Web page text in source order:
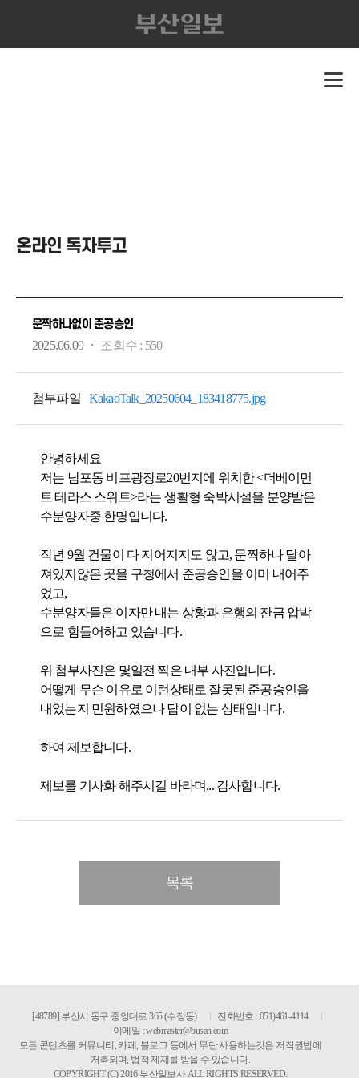
온라인 독자투고
문짝하나없이 준공승인
2025.06.09 · 조회수 : 550
첨부파일 KakaoTalk_20250604_183418775.jpg
안녕하세요
저는 남포동 비프광장로20번지에 위치한 <더베이먼
트 테라스 스위트>라는 생활형 숙박시설을 분양받은
수분양자중 한명입니다.
작년 9월 건물이 다 지어지지도 않고, 문짝하나 달아
져있지않은 곳을 구청에서 준공승인을 이미 내어주
었고,
수분양자들은 이자만 내는 상황과 은행의 잔금 압박
으로 함들어하고 있습니다.
위 첨부사진은 몇일전 찍은 내부 사진입니다.
어떻게 무슨 이유로 이런상태로 잘못된 준공승인을
내었는지 민원하였으나 답이 없는 상태입니다.
하여 제보합니다.
제보를 기사화 해주시길 바라며... 감사합니다.
목록
[48789] 부산시 동구 중앙대로 365 (수정동)
전화번호 : 051)461-4114
이메일 :webmaster@busan.com
모든 콘텐츠를 커뮤니티, 카페, 블로그 등에서 무단 사용하는것은 저작권법에
저촉되며, 법적 제재를 받을 수 있습니다.
COPYRIGHT (C) 2016 부산일보사 ALL RIGHTS RESERVED.